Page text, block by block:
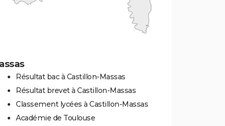
Résultat bac à Castillon-Massas
Résultat brevet à Castillon-Massas
Classement lycées à Castillon-Massas
Académie de Toulouse